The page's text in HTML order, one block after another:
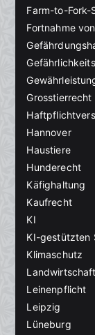
Farm-to-Fork-
Fortnahme
Grosstierrecht
Hannover
Haustiere
Hunderecht
Käfighaltung
Kaufrecht
KI
KI-gestützten
Klimaschutz
Landwirtschaft
Leinenpflicht
Leipzig
Lüneburg